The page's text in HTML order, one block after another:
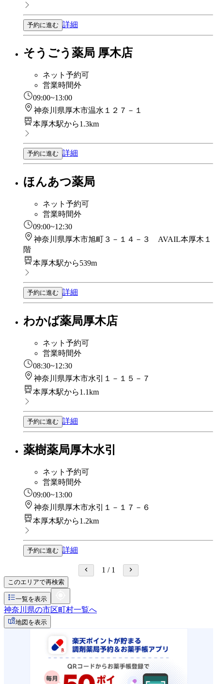
予約に進む 詳細
そうごう薬局 厚木店
ネット予約可
営業時間外
09:00~13:00
神奈川県厚木市温水１２７－１
本厚木駅から1.3km
予約に進む 詳細
ほんあつ薬局
ネット予約可
営業時間外
09:00~12:30
神奈川県厚木市旭町３－１４－３ AVAIL本厚木１
階
本厚木駅から539m
予約に進む 詳細
わかば薬局厚木店
ネット予約可
営業時間外
08:30~12:30
神奈川県厚木市水引１－１５－７
本厚木駅から1.1km
予約に進む 詳細
薬樹薬局厚木水引
ネット予約可
営業時間外
09:00~13:00
神奈川県厚木市水引１－１７－６
本厚木駅から1.2km
予約に進む 詳細
1 / 1
このエリアで再検索
一覧を表示
神奈川県の市区町村一覧へ
地図を表示